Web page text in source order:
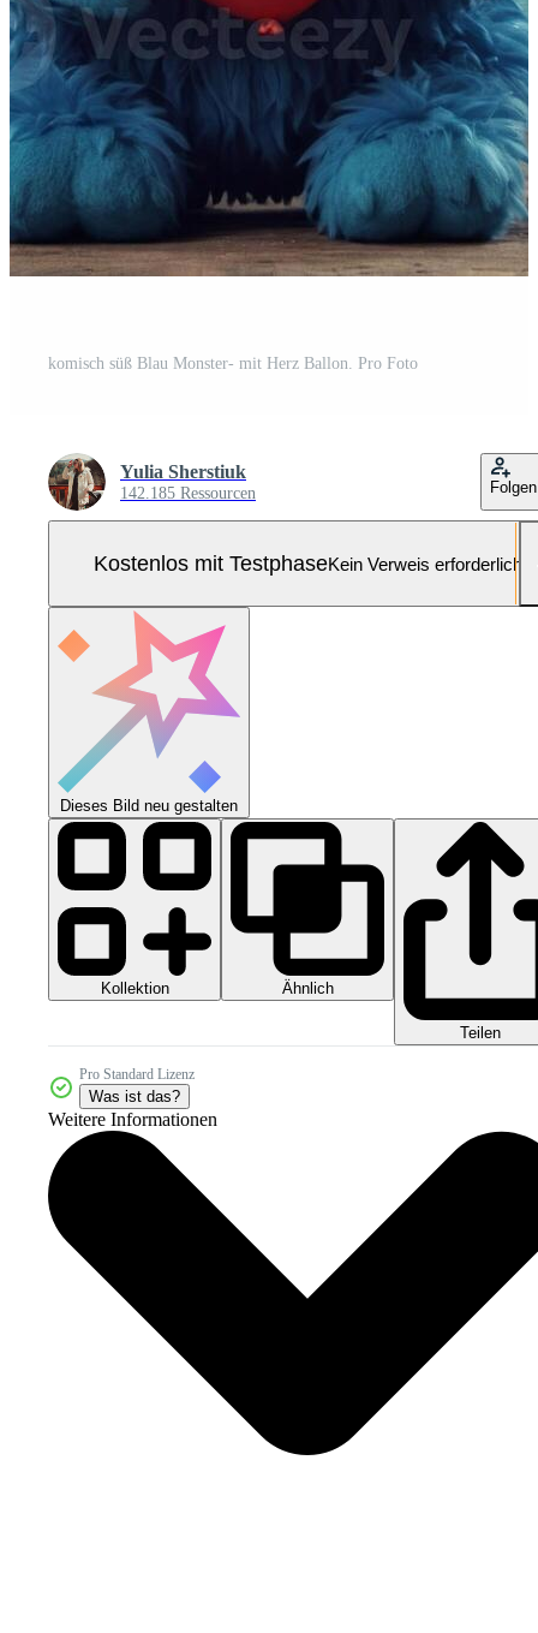
komisch süß Blau Monster- mit Herz Ballon. Pro Foto
Yulia Sherstiuk
142.185 Ressourcen Folgen
Kostenlos mit TestphaseKein Verweis erforderlich
Dieses Bild neu gestalten
Kollektion Ähnlich
Teilen
Pro Standard Lizenz
Was ist das?
Weitere Informationen